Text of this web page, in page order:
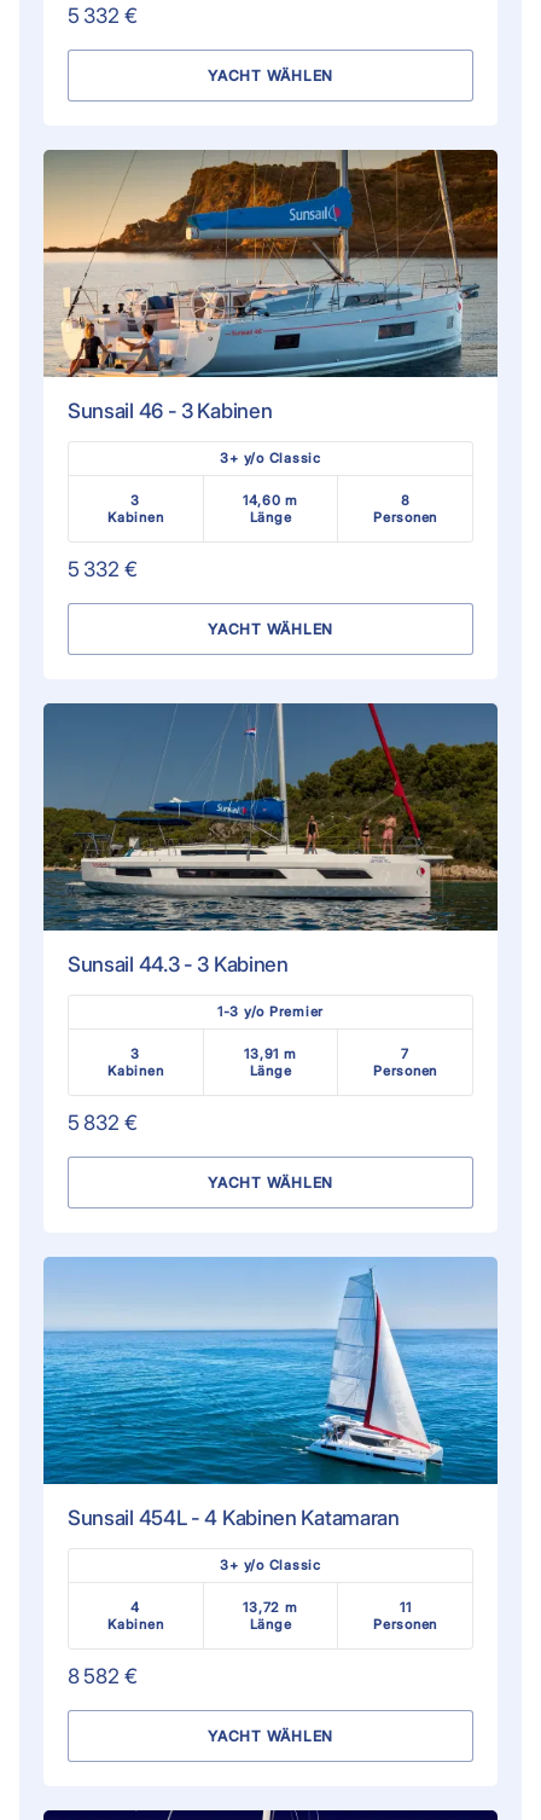
5 332 €
YACHT WÄHLEN
Sunsail 46 - 3 Kabinen
3+ y/o Classic
3
Kabinen
14,60 m
Länge
8
Personen
5 332 €
YACHT WÄHLEN
Sunsail 44.3 - 3 Kabinen
1-3 y/o Premier
3
Kabinen
13,91 m
Länge
7
Personen
5 832 €
YACHT WÄHLEN
Sunsail 454L - 4 Kabinen Katamaran
3+ y/o Classic
4
Kabinen
13,72 m
Länge
11
Personen
8 582 €
YACHT WÄHLEN